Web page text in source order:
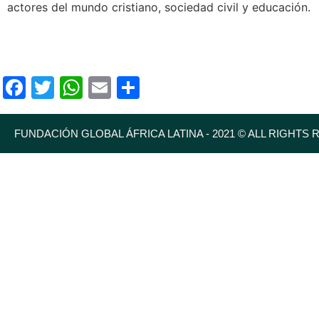
actores del mundo cristiano, sociedad civil y educación.
Facebook
Twitter
WhatsApp
Email
FUNDACIÓN GLOBAL ÁFRICA LATINA - 2021 © ALL RIGHTS